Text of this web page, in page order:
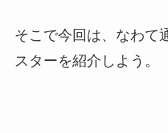
そこで今回は、なわて
スターを紹介しよう。